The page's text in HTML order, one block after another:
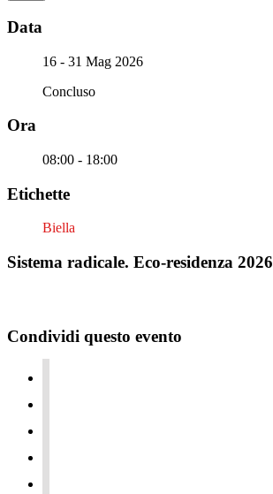
Data
16 - 31 Mag 2026
Concluso
Ora
08:00 - 18:00
Etichette
Biella
Sistema radicale. Eco-residenza 2026
Condividi questo evento